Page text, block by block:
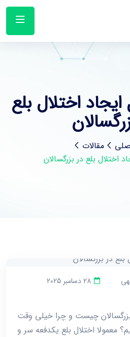
اختلال بلع
مقالات
اختلال بلع در بزرگسالان
28 دسامبر 2025
بزرگسالان چیست و چرا خیلی وقت
معمولا اختلال بلع یکدفعه سر و